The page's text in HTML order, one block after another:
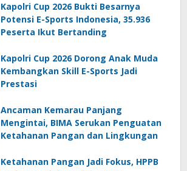
Kapolri Cup 2026 Bukti Besarnya
Potensi E-Sports Indonesia, 35.936
Peserta Ikut Bertanding
Kapolri Cup 2026 Dorong Anak Muda
Kembangkan Skill E-Sports Jadi
Prestasi
Ancaman Kemarau Panjang
Mengintai, BIMA Serukan Penguatan
Ketahanan Pangan dan Lingkungan
Ketahanan Pangan Jadi Fokus, HPPB